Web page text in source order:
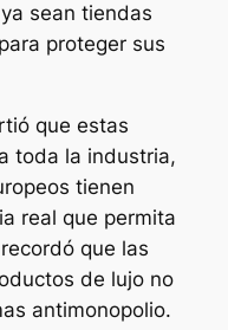
sean tiendas
proteger sus
que estas
toda la industria,
tienen
real que permita
que las
de lujo no
antimonopolio.